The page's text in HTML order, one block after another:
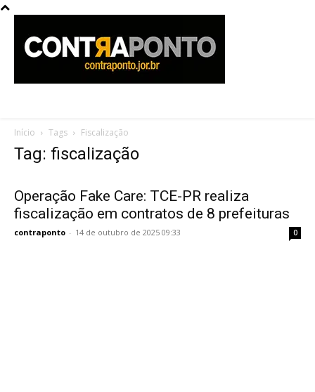
Início Tags Fiscalização
Tag: fiscalização
Operação Fake Care: TCE-PR realiza
fiscalização em contratos de 8 prefeituras
contraponto - 14 de outubro de 2025 09:33 0